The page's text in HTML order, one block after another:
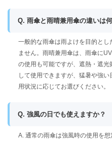
Q. 雨傘と雨晴兼用傘の違いは
一般的な雨傘は雨よけを目的とし
ません。雨晴兼用傘は、雨傘に
の使用も可能ですが、遮熱・遮光
して使用できますが、猛暑や強
用状況に応じてお選びください。
Q. 強風の日でも使えますか？
A. 通常の雨傘は強風時の使用を